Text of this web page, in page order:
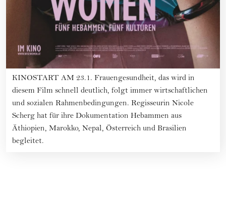
KINOSTART AM 23.1. Frauengesundheit, das wird in
diesem Film schnell deutlich, folgt immer wirtschaftlichen
und sozialen Rahmenbedingungen. Regisseurin Nicole
Scherg hat für ihre Dokumentation Hebammen aus
Äthiopien, Marokko, Nepal, Österreich und Brasilien
begleitet.